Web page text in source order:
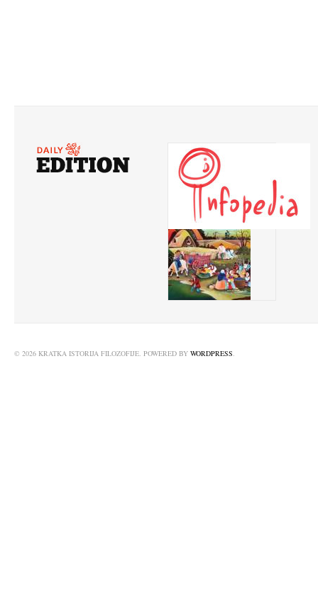
© 2026 KRATKA ISTORIJA FILOZOFIJE. POWERED BY WORDPRESS.